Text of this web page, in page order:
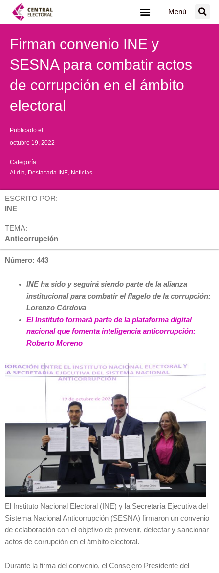
Menú
Firman convenio INE y
SESNA para combatir actos
de corrupción en el ámbito
electoral
Publicado el:
octubre 19, 2022
Categoría:
Al día Destacada INE Noticias
ESCRITO POR:
INE
TEMA:
Anticorrupción
Número: 443
INE ha sido y seguirá siendo parte de la alianza
institucional para combatir el flagelo de la corrupción:
Lorenzo Córdova
El Instituto formará parte de la plataforma digital
nacional que fomenta inteligencia anticorrupción:
Roberto Moreno
El Instituto Nacional Electoral (INE) y la Secretaría Ejecutiva del
Sistema Nacional Anticorrupción (SESNA) firmaron un convenio
de colaboración con el objetivo de prevenir, detectar y sancionar
actos de corrupción en el ámbito electoral.
Durante la firma del convenio, el Consejero Presidente del